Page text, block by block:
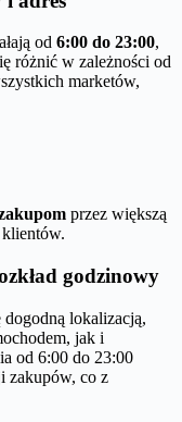
od 6:00 do 23:00,
różnić w zależności od
marketów,
przez większą
klientów.
godzinowy
lokalizacją,
jak i
od 6:00 do 23:00
zakupów, co z